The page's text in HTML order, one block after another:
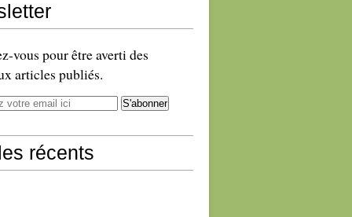
vous pour être averti des
articles publiés.
récents